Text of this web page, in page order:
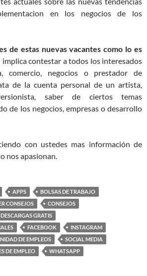
en los negocios de los
de estas nuevas vacantes como lo es
implica contestar a todos los interesados
comercio, negocios o prestador de
de la cuenta personal de un artista,
saber de ciertos temas
de los negocios, empresas o desarrollo
con ustedes mas información de
nos apasionan.
APPS
BOLSAS DE TRABAJO
CONSEJOS
CONSEJOS
DESCARGAS GRATIS
FACEBOOK
INSTAGRAM
DE EMPLEOS
SOCIAL MEDIA
DE EMPLEO WHATSAPP